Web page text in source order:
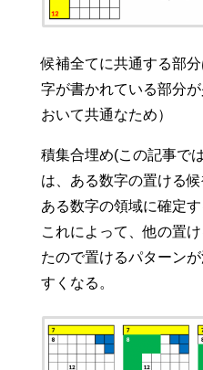
候補全てに共通する部
字が書かれている部分
おいて共通なため）
積集合埋め(この記事で
は、ある数字の置ける
ある数字の領域に確定
これによって、他の置
たので置けるパターン
すくなる。